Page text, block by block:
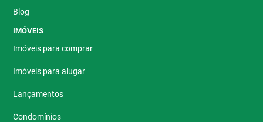
Blog
IMÓVEIS
Imóveis para comprar
Imóveis para alugar
Lançamentos
Condomínios